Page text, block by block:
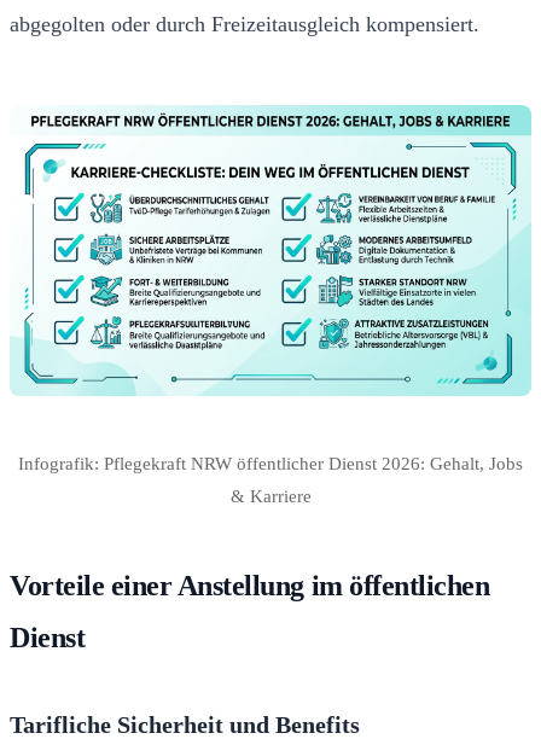
abgegolten oder durch Freizeitausgleich kompensiert.
Infografik: Pflegekraft NRW öffentlicher Dienst 2026: Gehalt, Jobs
& Karriere
Vorteile einer Anstellung im öffentlichen
Dienst
Tarifliche Sicherheit und Benefits